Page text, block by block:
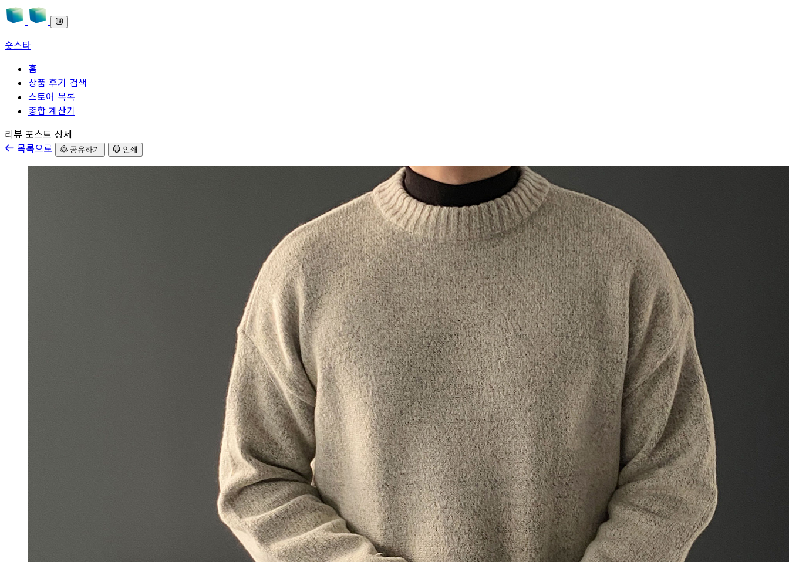
숏스타
홈
상품 후기 검색
스토어 목록
종합 계산기
본문으로 바로가기
리뷰 포스트 상세
목록으로
공유하기 인쇄